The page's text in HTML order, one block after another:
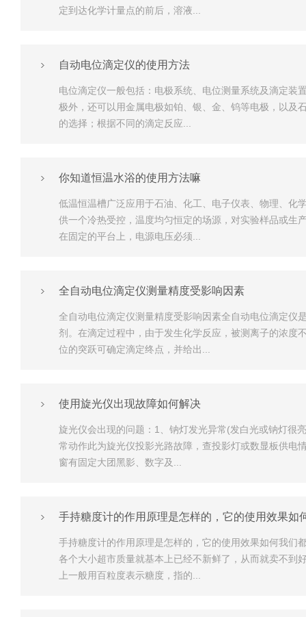
定到达化学计量点的前后，溶液...
自动电位滴定仪的使用方法
电位滴定仪一般包括：电极系统、电位测量系统及滴定装
极外，还可以用金属电极如铂、银、金、钨等电极，以及
的选择；根据不同的滴定反应...
你知道恒温水浴的使用方法嘛
低温恒温槽广泛应用于石油、化工、电子仪表、物理、化
供一个冷热受控，温度均匀恒定的场源，对实验样品或生
在固定的平台上，电源电压必须...
全自动电位滴定仪测量精度受影响因素
全自动电位滴定仪测量精度受影响因素全自动电位滴定仪
剂。在滴定过程中，由于发生化学反应，被测离子的浓度
位的突跃可确定滴定终点，并给出...
使用旋光仪出现故障如何解决
旋光仪会出现的问题：1、钠灯发光异常(发白光或钠灯
常动作此为旋光仪投影光路故障，查投影灯或数显板供电
窗有固定大团黑影、数字及...
手持糖度计的作用原理是怎样的，它的使用效果如
手持糖度计的作用原理是怎样的，它的使用效果如何我们
各个大小超市质量就基本上已经不新鲜了，从而就卖不到
上一般用百粒度表示糖度，指的...